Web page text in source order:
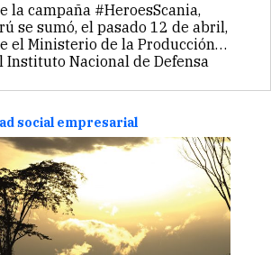
la campaña #HeroesScania,
se sumó, el pasado 12 de abril,
el Ministerio de la Producción
Instituto Nacional de Defensa
Continuar
social empresarial